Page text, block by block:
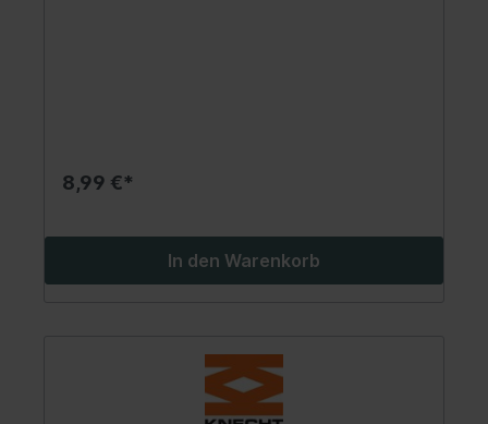
8,99 €*
In den Warenkorb